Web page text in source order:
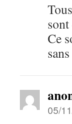
Ce
05/